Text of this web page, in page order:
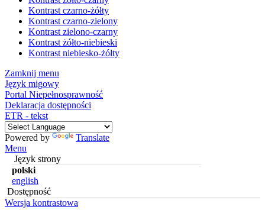
Kontrast czarno-żółty
Kontrast czarno-zielony
Kontrast zielono-czarny
Kontrast żółto-niebieski
Kontrast niebiesko-żółty
Zamknij menu
Język migowy
Portal Niepełnosprawność
Deklaracja dostępności
ETR - tekst
Powered by
Translate
Menu
Język strony
polski
english
Dostępność
Wersja kontrastowa